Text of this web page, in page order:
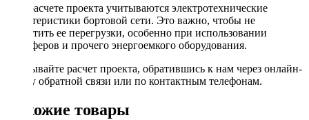
При расчете проекта учитываются электротехнические
характеристики бортовой сети. Это важно, чтобы не
допустить ее перегрузки, особенно при использовании
сабвуферов и прочего энергоемкого оборудования.
Заказывайте расчет проекта, обратившись к нам через онлайн-
форму обратной связи или по контактным телефонам.
Похожие товары